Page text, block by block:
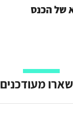
של הכנס
מעודכנים